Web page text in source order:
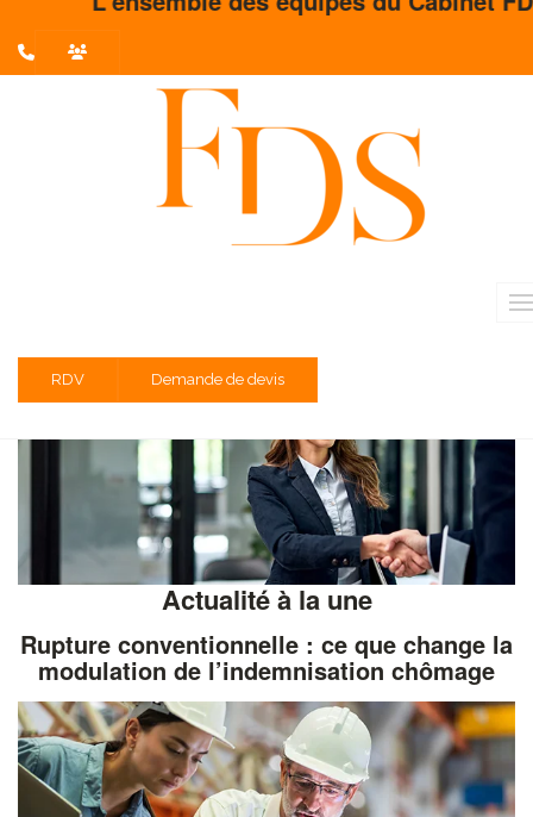
RDV Demande de devis
L'actualité du mois
Liste des évènements au 30/04/2024
Actualité à la une
Rupture conventionnelle : ce que change la
modulation de l’indemnisation chômage